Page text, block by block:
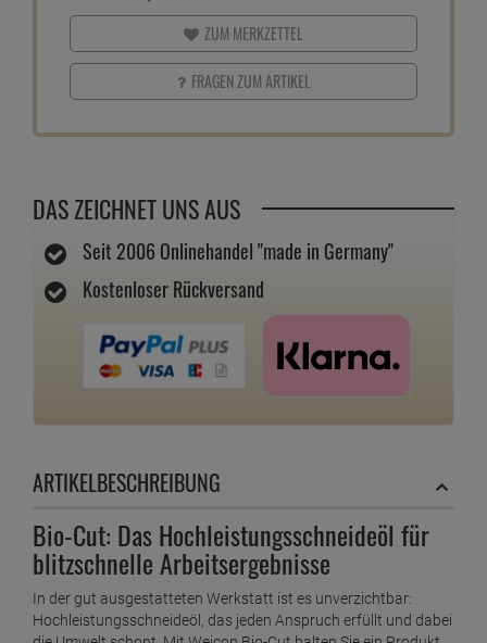
ZUM MERKZETTEL
FRAGEN ZUM ARTIKEL
DAS ZEICHNET UNS AUS
Seit 2006 Onlinehandel "made in Germany"
Kostenloser Rückversand
ARTIKELBESCHREIBUNG
Bio-Cut: Das Hochleistungsschneideöl für
blitzschnelle Arbeitsergebnisse
In der gut ausgestatteten Werkstatt ist es unverzichtbar:
Hochleistungsschneideöl, das jeden Anspruch erfüllt und dabei